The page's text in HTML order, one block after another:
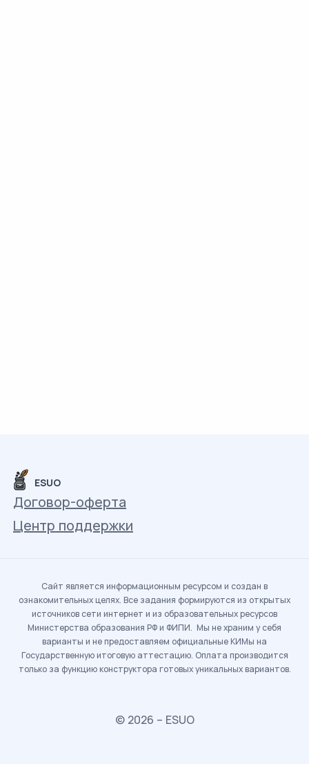
ESUO
Договор-оферта
Центр поддержки
Сайт является информационным ресурсом и создан в
ознакомительных целях. Все задания формируются из открытых
источников сети интернет и из образовательных ресурсов
Министерства образования РФ и ФИПИ. Мы не храним у себя
варианты и не предоставляем официальные КИМы на
Государственную итоговую аттестацию. Оплата производится
только за функцию конструктора готовых уникальных вариантов.
© 2026 – ESUO